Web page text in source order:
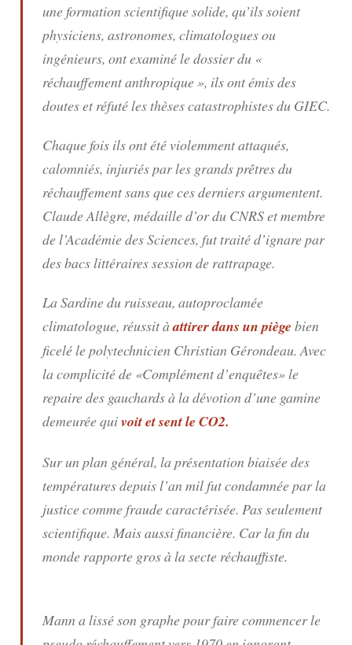
une formation scientifique solide, qu’ils soient
physiciens, astronomes, climatologues ou
ingénieurs, ont examiné le dossier du «
réchauffement anthropique », ils ont émis des
doutes et réfuté les thèses catastrophistes du GIEC.
Chaque fois ils ont été violemment attaqués,
calomniés, injuriés par les grands prêtres du
réchauffement sans que ces derniers argumentent.
Claude Allègre, médaille d’or du CNRS et membre
de l’Académie des Sciences, fut traité d’ignare par
des bacs littéraires session de rattrapage.
La Sardine du ruisseau, autoproclamée
climatologue, réussit àattirer dans un piège bien
ficelé le polytechnicien Christian Gérondeau. Avec
la complicité de «Complément d’enquêtes» le
repaire des gauchards à la dévotion d’une gamine
demeurée quivoit et sent le CO2.
Sur un plan général, la présentation biaisée des
températures depuis l’an mil fut condamnée par la
justice comme fraude caractérisée. Pas seulement
scientifique. Mais aussi financière. Car la fin du
monde rapporte gros à la secte réchauffiste.
Mann a lissé son graphe pour faire commencer le